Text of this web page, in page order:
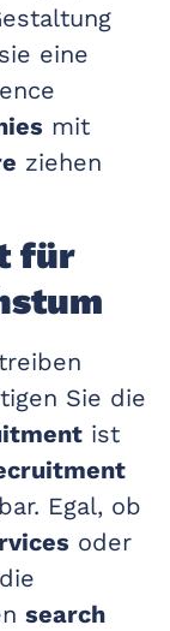
eine
mit
ziehen
für
Sie die
ist
Egal, ob
oder
search